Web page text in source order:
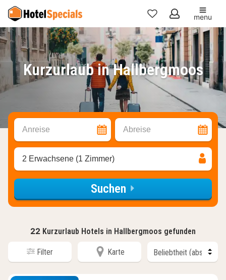
Meine
Favoriten
menu
Kurzurlaub in Hallbergmoos
Anreise Abreise
2 Erwachsene (1 Zimmer)
Suchen
22 Kurzurlaub Hotels in Hallbergmoos gefunden
Filter Karte